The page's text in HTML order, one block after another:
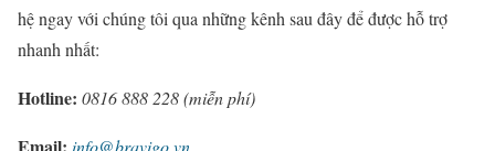
hệ ngay với chúng tôi qua những kênh sau đây để được hỗ trợ
nhanh nhất:
Hotline: 0816 888 228 (miễn phí)
Email: info@bravigo.vn